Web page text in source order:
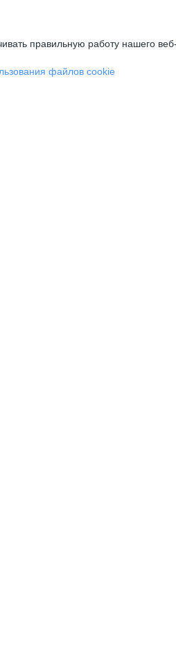
правильную работу нашего
файлов cookie